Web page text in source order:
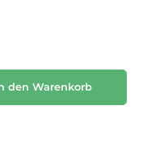
benutze die Schaltflächen um
den Warenkorb